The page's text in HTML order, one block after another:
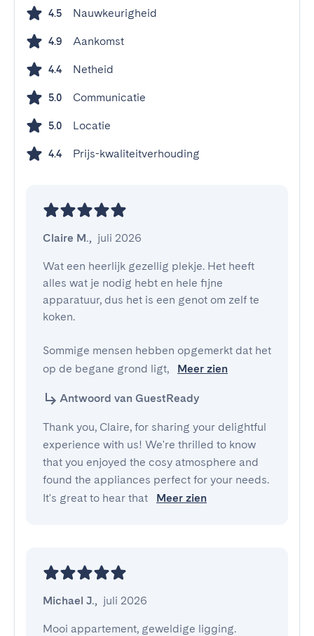
4.5 Nauwkeurigheid
4.9 Aankomst
4.4 Netheid
5.0 Communicatie
5.0 Locatie
4.4 Prijs-kwaliteitverhouding
Claire M., juli 2026
Wat een heerlijk gezellig plekje. Het heeft
alles wat je nodig hebt en hele fijne
apparatuur, dus het is een genot om zelf te
koken.
Sommige mensen hebben opgemerkt dat het
op de begane grond ligt,
Meer zien
Antwoord van GuestReady
Thank you, Claire, for sharing your delightful
experience with us! We're thrilled to know
that you enjoyed the cosy atmosphere and
found the appliances perfect for your needs.
It's great to hear that
Meer zien
Michael J., juli 2026
Mooi appartement, geweldige ligging.